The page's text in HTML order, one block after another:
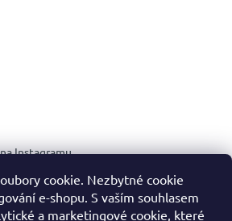
cookie. Nezbytné cookie
e-shopu. S vaším souhlasem
a marketingové cookie, které
Instagramu
MEDIA KIT